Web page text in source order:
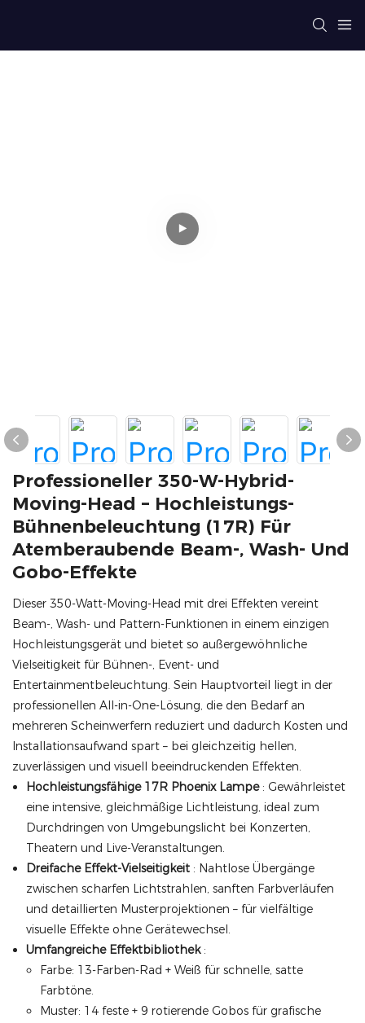
Professioneller 350-W-Hybrid-
Moving-Head – Hochleistungs-
Bühnenbeleuchtung (17R) Für
Atemberaubende Beam-, Wash- Und
Gobo-Effekte
Dieser 350-Watt-Moving-Head mit drei Effekten vereint
Beam-, Wash- und Pattern-Funktionen in einem einzigen
Hochleistungsgerät und bietet so außergewöhnliche
Vielseitigkeit für Bühnen-, Event- und
Entertainmentbeleuchtung. Sein Hauptvorteil liegt in der
professionellen All-in-One-Lösung, die den Bedarf an
mehreren Scheinwerfern reduziert und dadurch Kosten und
Installationsaufwand spart – bei gleichzeitig hellen,
zuverlässigen und visuell beeindruckenden Effekten.
Hochleistungsfähige 17R Phoenix Lampe: Gewährleistet
eine intensive, gleichmäßige Lichtleistung, ideal zum
Durchdringen von Umgebungslicht bei Konzerten,
Theatern und Live-Veranstaltungen.
Dreifache Effekt-Vielseitigkeit: Nahtlose Übergänge
zwischen scharfen Lichtstrahlen, sanften Farbverläufen
und detaillierten Musterprojektionen – für vielfältige
visuelle Effekte ohne Gerätewechsel.
Umfangreiche Effektbibliothek:
Farbe: 13-Farben-Rad + Weiß für schnelle, satte
Farbtöne.
Muster: 14 feste + 9 rotierende Gobos für grafische